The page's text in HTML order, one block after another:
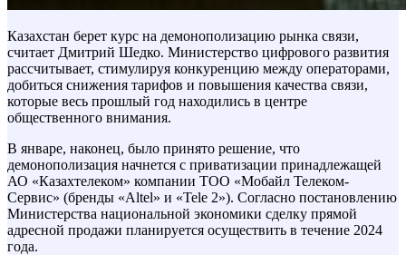
Казахстан берет курс на демонополизацию рынка связи,
считает Дмитрий Шедко. Министерство цифрового развития
рассчитывает, стимулируя конкуренцию между операторами,
добиться снижения тарифов и повышения качества связи,
которые весь прошлый год находились в центре
общественного внимания.
В январе, наконец, было принято решение, что
демонополизация начнется с приватизации принадлежащей
АО «Казахтелеком» компании ТОО «Мобайл Телеком-
Сервис» (бренды «Altel» и «Tele 2»). Согласно постановлению
Министерства национальной экономики сделку прямой
адресной продажи планируется осуществить в течение 2024
года.